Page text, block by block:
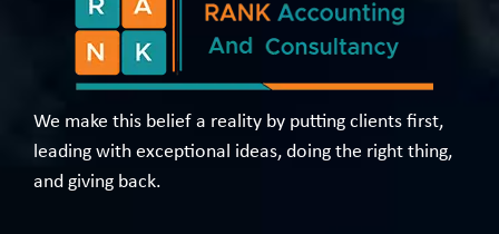
We make this belief a reality by putting clients first,
leading with exceptional ideas, doing the right thing,
and giving back.